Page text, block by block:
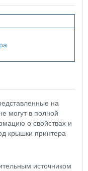
на
могут в полной
о свойствах и
крышки принтера
источником